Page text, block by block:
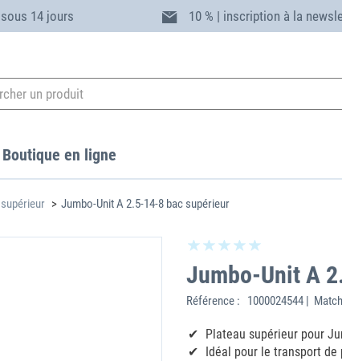
14 jours 10 % | inscription à la
Boutique en ligne
Jumbo-Unit A 2.5-14-8 bac supérieur
Jumbo-Unit A
Référence : 1000024544 |
Plateau supérieur pour
Idéal pour le transport